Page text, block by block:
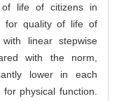
life of citizens in
for quality of life of
linear stepwise
with the norm,
lower in each
physical function.